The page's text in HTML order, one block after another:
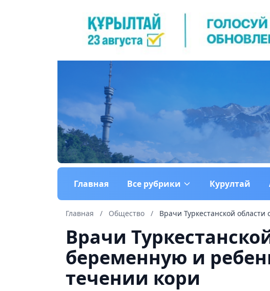
Главная Все рубрики Курултай
Главная / Общество / Врачи Туркестанской
Врачи
беременную и
течении кори